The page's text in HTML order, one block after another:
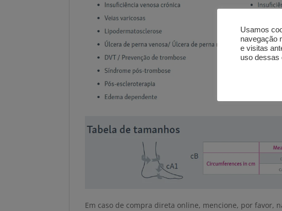
Em caso de compra direta online, mencione, por favor,
Usamos
navegação
e visitas
uso dessas